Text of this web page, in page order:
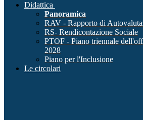
Didattica
Panoramica
RAV - Rapporto di
RS- Rendicontazione Sociale
PTOF - Piano triennale
2028
Piano per l'Inclusione
Le circolari